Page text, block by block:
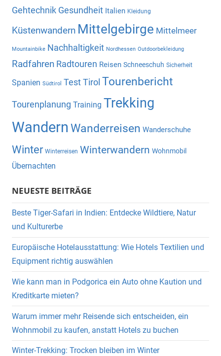
Gehtechnik Gesundheit Italien Kleidung
Küstenwandern Mittelgebirge Mittelmeer
Mountainbike Nachhaltigkeit Nordhessen Outdoorbekleidung
Radfahren Radtouren Reisen Schneeschuh Sicherheit
Spanien Südtirol TestTirol Tourenbericht
Tourenplanung Training Trekking
Wandern Wanderreisen Wanderschuhe
Winter Winterreisen Winterwandern Wohnmobil
Übernachten
NEUESTE BEITRÄGE
Beste Tiger-Safari in Indien: Entdecke Wildtiere, Natur
und Kulturerbe
Europäische Hotelausstattung: Wie Hotels Textilien und
Equipment richtig auswählen
Wie kann man in Podgorica ein Auto ohne Kaution und
Kreditkarte mieten?
Warum immer mehr Reisende sich entscheiden, ein
Wohnmobil zu kaufen, anstatt Hotels zu buchen
Winter-Trekking: Trocken bleiben im Winter